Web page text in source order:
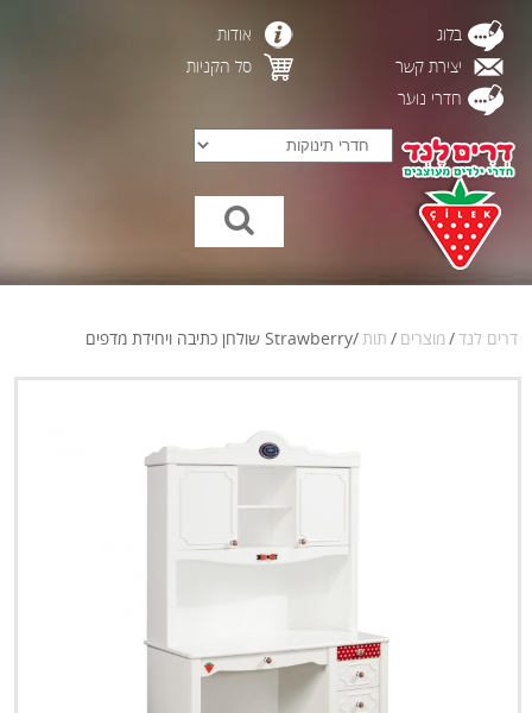
בלוג
אודות
יצירת קשר
סל הקניות
חדרי נוער
דרים לנד/ מוצרים / תות/Strawberry שולחן כתיבה ויחידת מדפים